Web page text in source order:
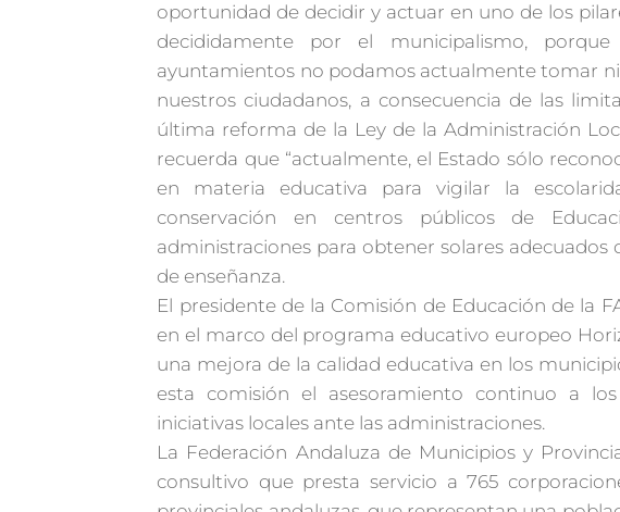
oportunidad de decidir y actuar en uno de los
decididamente por el municipalismo,
ayuntamientos no podamos actualmente tomar
nuestros ciudadanos, a consecuencia de las
última reforma de la Ley de la Administración
recuerda que “actualmente, el Estado sólo
en materia educativa para vigilar la
conservación en centros públicos de
administraciones para obtener solares
de enseñanza.
El presidente de la Comisión de Educación de la
en el marco del programa educativo europeo
una mejora de la calidad educativa en los
esta comisión el asesoramiento continuo a
iniciativas locales ante las administraciones.
La Federación Andaluza de Municipios y
consultivo que presta servicio a 765